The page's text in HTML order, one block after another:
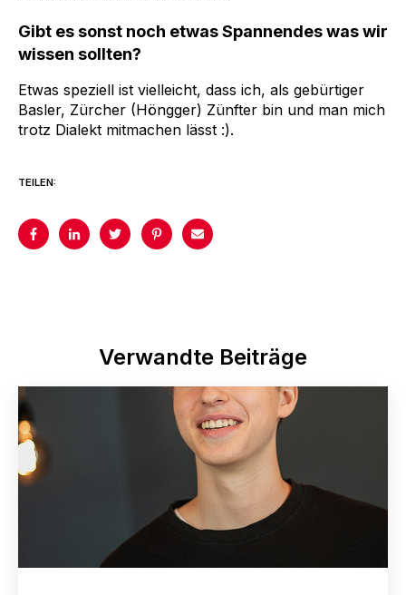
Gibt es sonst noch etwas Spannendes was wir
wissen sollten?
Etwas speziell ist vielleicht, dass ich, als gebürtiger
Basler, Zürcher (Höngger) Zünfter bin und man mich
trotz Dialekt mitmachen lässt :).
TEILEN:
Verwandte Beiträge